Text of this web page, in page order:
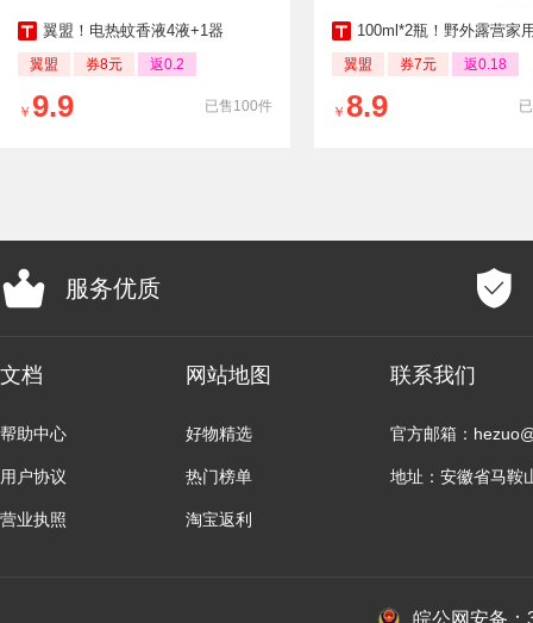
翼盟！电热蚊香液4液+1器
翼盟 券8元 返0.2
已售100件
￥ 9.9
100ml*2瓶！野外露营家用驱
翼盟 券7元 返0.18
￥ 8.9
服务优质
文档
帮助中心
用户协议
营业执照
网站地图
好物精选
热门榜单
淘宝返利
联系我们
官方邮箱：
地址：安徽省马鞍
皖公网安备